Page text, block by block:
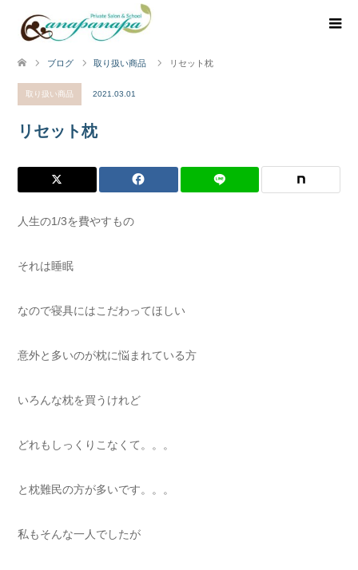
ブログ 取り扱い商品 リセット枕
取り扱い商品 2021.03.01
リセット枕
人生の1/3を費やすもの
それは睡眠
なので寝具にはこだわってほしい
意外と多いのが枕に悩まれている方
いろんな枕を買うけれど
どれもしっくりこなくて。。。
と枕難民の方が多いです。。。
私もそんな一人でしたが